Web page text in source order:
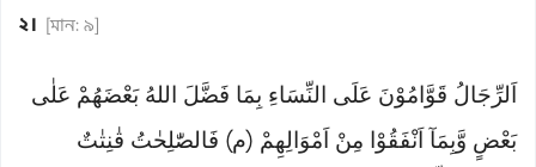
২। [মান: ৯]
اَلرِّجَالُ قَوَّامُوْنَ عَلَى النِّسَاءِ بِمَا فَضَّلَ اللهُ بَعْضَهُمْ عَلٰى
بَعْضٍ وَّبِمَآ اَنْفَقُوْا مِنْ اَمْوَالِهِمْ (م) فَالصّٰلِحٰتُ قٰنِتٰتٌ